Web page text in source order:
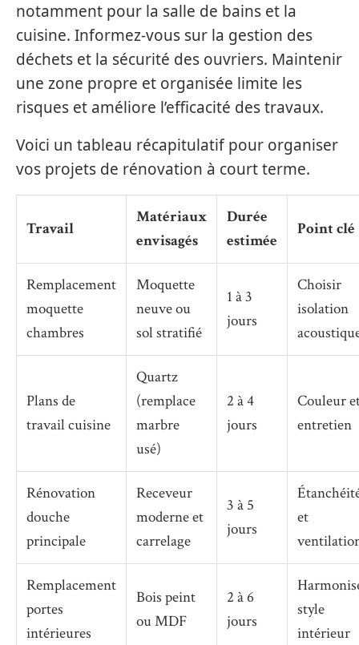
notamment pour la salle de bains et la
cuisine. Informez-vous sur la gestion des
déchets et la sécurité des ouvriers. Maintenir
une zone propre et organisée limite les
risques et améliore l’efficacité des travaux.
Voici un tableau récapitulatif pour organiser
vos projets de rénovation à court terme.
Travail
Matériaux
envisagés
Durée
estimée
Point clé
Remplacement
moquette
chambres
Moquette
neuve ou
sol stratifié
1 à 3
jours
Choisir
isolation
Plans de
travail cuisine
Quartz
(remplace
marbre
usé)
2 à 4
jours
Couleur
entretien
Rénovation
douche
principale
Receveur
moderne et
carrelage
3 à 5
jours
et
Remplacement
portes
intérieures
Bois peint
ou MDF
2 à 6
jours
style
intérieur